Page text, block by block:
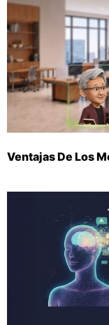
Ventajas De Los